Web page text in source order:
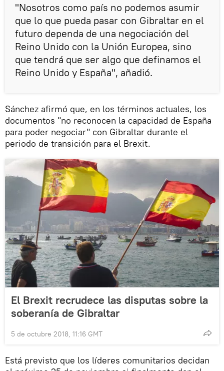
"Nosotros como país no podemos asumir
que lo que pueda pasar con Gibraltar en el
futuro dependa de una negociación del
Reino Unido con la Unión Europea, sino
que tendrá que ser algo que definamos el
Reino Unido y España", añadió.
Sánchez afirmó que, en los términos actuales, los
documentos "no reconocen la capacidad de España
para poder negociar" con Gibraltar durante el
periodo de transición para el Brexit.
El Brexit recrudece las disputas sobre la
soberanía de Gibraltar
5 de octubre 2018, 11:16 GMT
Está previsto que los líderes comunitarios decidan